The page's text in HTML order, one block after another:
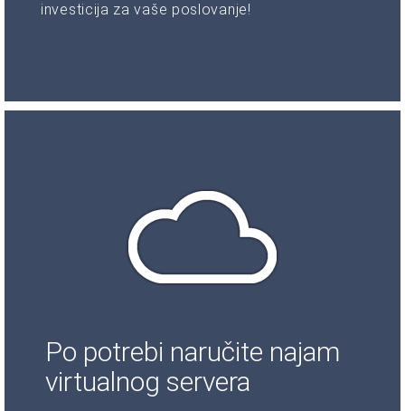
investicija za vaše poslovanje!
Po potrebi naručite najam
virtualnog servera